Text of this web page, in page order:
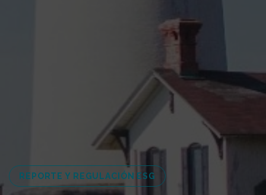
REPORTE Y REGULACIÓN ESG